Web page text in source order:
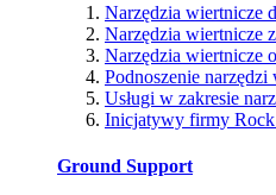
Narzędzia wiertnicze
Narzędzia wiertnicze
Narzędzia wiertnicze
Podnoszenie
Usługi w zakresie
Inicjatywy firmy Rock
Ground Support